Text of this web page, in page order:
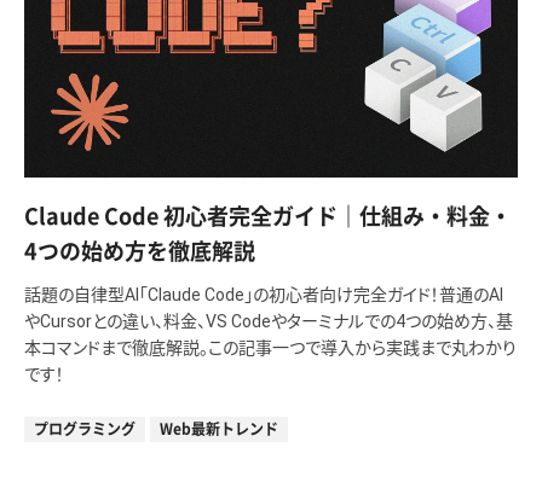
Claude Code 初心者完全ガイド｜仕組み・料金・
4つの始め方を徹底解説
話題の自律型AI「Claude Code」の初心者向け完全ガイド！普通のAI
やCursorとの違い、料金、VS Codeやターミナルでの4つの始め方、基
本コマンドまで徹底解説。この記事一つで導入から実践まで丸わかり
です！
プログラミング Web最新トレンド